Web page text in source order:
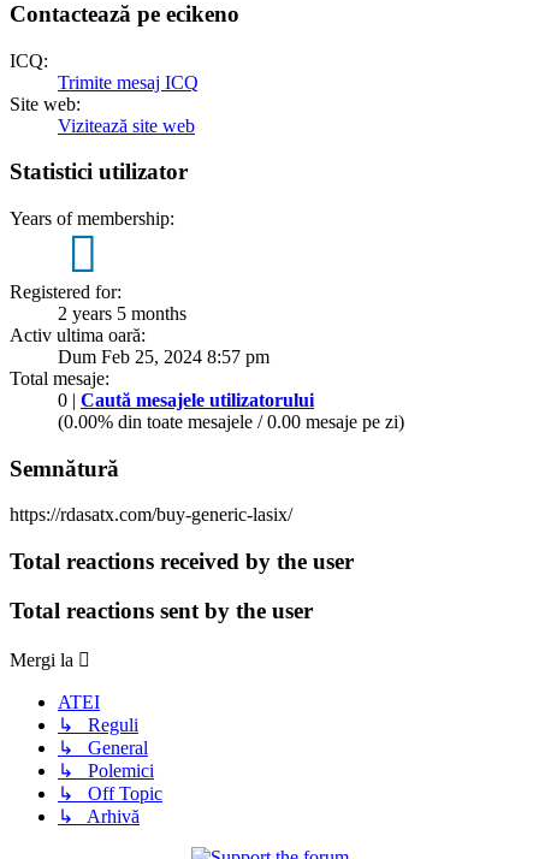
Contactează pe ecikeno
ICQ:
Trimite mesaj ICQ
Site web:
Vizitează site web
Statistici utilizator
Years of membership:
Registered for:
2 years 5 months
Activ ultima oară:
Dum Feb 25, 2024 8:57 pm
Total mesaje:
0 | Caută mesajele utilizatorului
(0.00% din toate mesajele / 0.00 mesaje pe zi)
Semnătură
https://rdasatx.com/buy-generic-lasix/
Total reactions received by the user
Total reactions sent by the user
Mergi la
ATEI
↳ Reguli
↳ General
↳ Polemici
↳ Off Topic
↳ Arhivă